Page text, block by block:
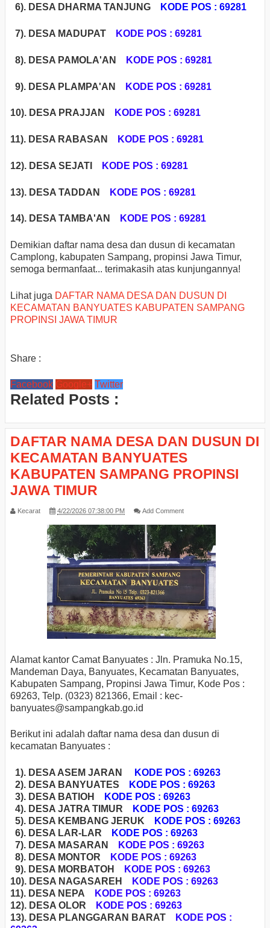
6). DESA DHARMA TANJUNG KODE POS : 69281
7). DESA MADUPAT KODE POS : 69281
8). DESA PAMOLA'AN KODE POS : 69281
9). DESA PLAMPA'AN KODE POS : 69281
10). DESA PRAJJAN KODE POS : 69281
11). DESA RABASAN KODE POS : 69281
12). DESA SEJATI KODE POS : 69281
13). DESA TADDAN KODE POS : 69281
14). DESA TAMBA'AN KODE POS : 69281
Demikian daftar nama desa dan dusun di kecamatan
Camplong, kabupaten Sampang, propinsi Jawa Timur,
semoga bermanfaat... terimakasih atas kunjungannya!
Lihat juga DAFTAR NAMA DESA DAN DUSUN DI
KECAMATAN BANYUATES KABUPATEN SAMPANG
PROPINSI JAWA TIMUR
Share :
Facebook Google+ Twitter
Related Posts :
DAFTAR NAMA DESA DAN DUSUN DI
KECAMATAN BANYUATES
KABUPATEN SAMPANG PROPINSI
JAWA TIMUR
Kecarat 4/22/2026 07:38:00 PM Add Comment
Alamat kantor Camat Banyuates : Jln. Pramuka No.15,
Mandeman Daya, Banyuates, Kecamatan Banyuates,
Kabupaten Sampang, Propinsi Jawa Timur, Kode Pos :
69263, Telp. (0323) 821366, Email : kec-
banyuates@sampangkab.go.id
Berikut ini adalah daftar nama desa dan dusun di
kecamatan Banyuates :
1). DESA ASEM JARAN
KODE POS : 69263
2). DESA BANYUATES
KODE POS : 69263
3). DESA BATIOH
KODE POS : 69263
4). DESA JATRA TIMUR
KODE POS : 69263
5). DESA KEMBANG JERUK KODE POS : 69263
6). DESA LAR-LAR KODE POS : 69263
7). DESA MASARAN
KODE POS : 69263
8). DESA MONTOR
KODE POS : 69263
9). DESA MORBATOH
KODE POS : 69263
10). DESA NAGASAREH
KODE POS : 69263
11). DESA NEPA
KODE POS : 69263
12). DESA OLOR
KODE POS : 69263
13). DESA PLANGGARAN BARAT
KODE POS :